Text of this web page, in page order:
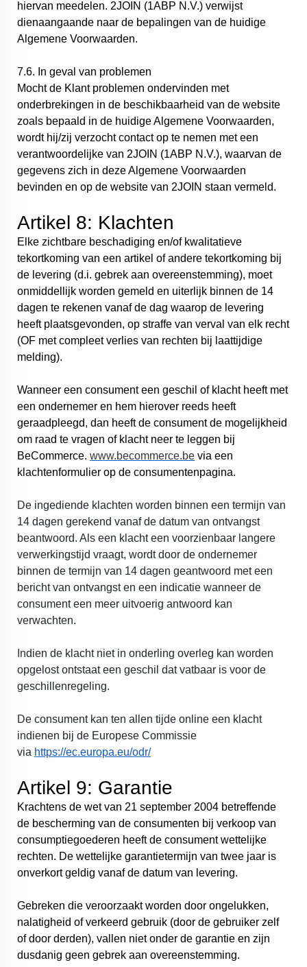
hiervan meedelen. 2JOIN (1ABP N.V.) verwijst
dienaangaande naar de bepalingen van de huidige
Algemene Voorwaarden.
7.6. In geval van problemen
Mocht de Klant problemen ondervinden met
onderbrekingen in de beschikbaarheid van de website
zoals bepaald in de huidige Algemene Voorwaarden,
wordt hij/zij verzocht contact op te nemen met een
verantwoordelijke van 2JOIN (1ABP N.V.), waarvan de
gegevens zich in deze Algemene Voorwaarden
bevinden en op de website van 2JOIN staan vermeld.
Artikel 8: Klachten
Elke zichtbare beschadiging en/of kwalitatieve
tekortkoming van een artikel of andere tekortkoming bij
de levering (d.i. gebrek aan overeenstemming), moet
onmiddellijk worden gemeld en uiterlijk binnen de 14
dagen te rekenen vanaf de dag waarop de levering
heeft plaatsgevonden, op straffe van verval van elk recht
(OF met compleet verlies van rechten bij laattijdige
melding).
Wanneer een consument een geschil of klacht heeft met
een ondernemer en hem hierover reeds heeft
geraadpleegd, dan heeft de consument de mogelijkheid
om raad te vragen of klacht neer te leggen bij
BeCommerce. www.becommerce.be via een
klachtenformulier op de consumentenpagina.
De ingediende klachten worden binnen een termijn van
14 dagen gerekend vanaf de datum van ontvangst
beantwoord. Als een klacht een voorzienbaar langere
verwerkingstijd vraagt, wordt door de ondernemer
binnen de termijn van 14 dagen geantwoord met een
bericht van ontvangst en een indicatie wanneer de
consument een meer uitvoerig antwoord kan
verwachten.
Indien de klacht niet in onderling overleg kan worden
opgelost ontstaat een geschil dat vatbaar is voor de
geschillenregeling.
De consument kan ten allen tijde online een klacht
indienen bij de Europese Commissie
via https://ec.europa.eu/odr/
Artikel 9: Garantie
Krachtens de wet van 21 september 2004 betreffende
de bescherming van de consumenten bij verkoop van
consumptiegoederen heeft de consument wettelijke
rechten. De wettelijke garantietermijn van twee jaar is
onverkort geldig vanaf de datum van levering.
Gebreken die veroorzaakt worden door ongelukken,
nalatigheid of verkeerd gebruik (door de gebruiker zelf
of door derden), vallen niet onder de garantie en zijn
dusdanig geen gebrek aan overeenstemming.